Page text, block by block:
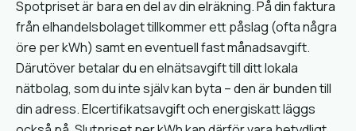
Spotpriset är bara en del av din elräkning. På din faktura
från elhandelsbolaget tillkommer ett påslag (ofta några
öre per kWh) samt en eventuell fast månadsavgift.
Därutöver betalar du en elnätsavgift till ditt lokala
nätbolag, som du inte själv kan byta – den är bunden till
din adress. Elcertifikatsavgift och energiskatt läggs